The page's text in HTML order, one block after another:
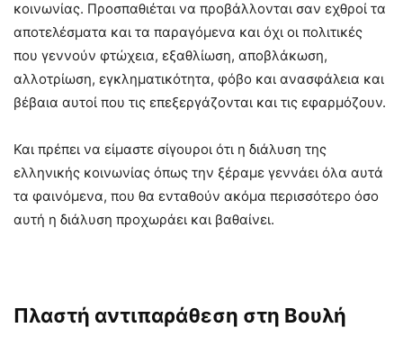
κοινωνίας. Προσπαθιέται να προβάλλονται σαν εχθροί τα
αποτελέσματα και τα παραγόμενα και όχι οι πολιτικές
που γεννούν φτώχεια, εξαθλίωση, αποβλάκωση,
αλλοτρίωση, εγκληματικότητα, φόβο και ανασφάλεια και
βέβαια αυτοί που τις επεξεργάζονται και τις εφαρμόζουν.
Και πρέπει να είμαστε σίγουροι ότι η διάλυση της
ελληνικής κοινωνίας όπως την ξέραμε γεννάει όλα αυτά
τα φαινόμενα, που θα ενταθούν ακόμα περισσότερο όσο
αυτή η διάλυση προχωράει και βαθαίνει.
Πλαστή αντιπαράθεση στη Βουλή